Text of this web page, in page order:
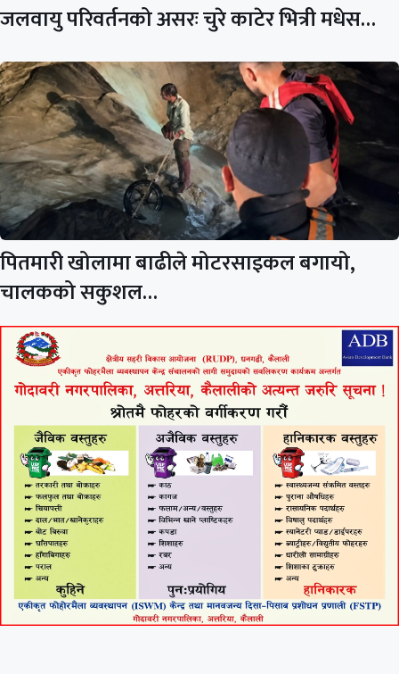
जलवायु परिवर्तनको असरः चुरे काटेर भित्री मधेस…
पितमारी खोलामा बाढीले मोटरसाइकल बगायो,
चालकको सकुशल…